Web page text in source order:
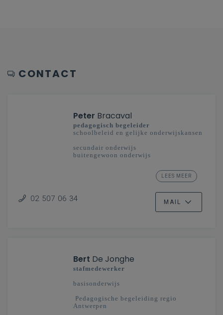
CONTACT
Peter Bracaval
pedagogisch begeleider
schoolbeleid en gelijke onderwijskansen
secundair onderwijs
buitengewoon onderwijs
Pedagogische begeleiding regio
LEES MEER
02 507 06 34 MAIL
Bert De Jonghe
stafmedewerker
basisonderwijs
Pedagogische begeleiding regio
Antwerpen